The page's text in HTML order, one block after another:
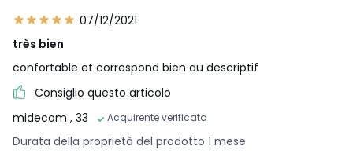
07/12/2021
très bien
confortable et correspond bien au descriptif
Consiglio questo articolo
midecom , 33 Acquirente verificato
Durata della proprietà del prodotto 1 mese